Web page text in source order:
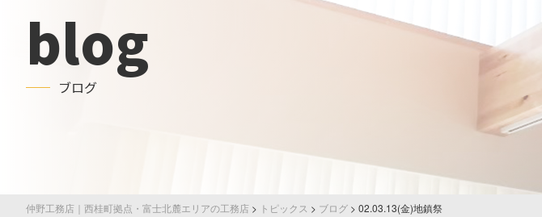
blog
ブログ
仲野工務店｜西桂町拠点・富士北麓エリアの工務店 > トピックス > ブログ > 02.03.13(金)地鎮祭